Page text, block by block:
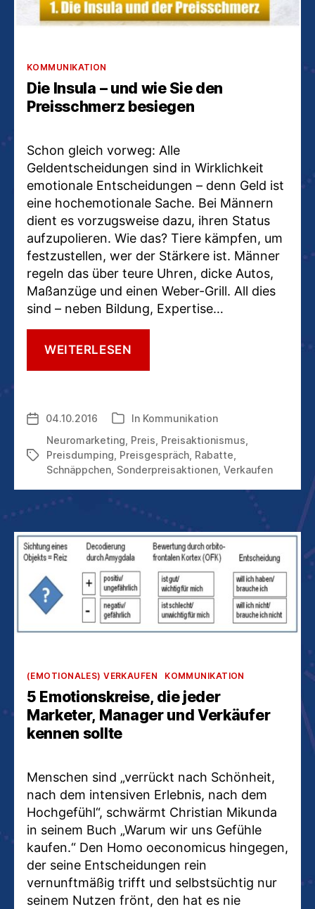
Kategorien
KOMMUNIKATION
Die Insula – und wie Sie den
Preisschmerz besiegen
Schon gleich vorweg: Alle
Geldentscheidungen sind in Wirklichkeit
emotionale Entscheidungen – denn Geld ist
eine hochemotionale Sache. Bei Männern
dient es vorzugsweise dazu, ihren Status
aufzupolieren. Wie das? Tiere kämpfen, um
festzustellen, wer der Stärkere ist. Männer
regeln das über teure Uhren, dicke Autos,
Maßanzüge und einen Weber-Grill. All dies
sind – neben Bildung, Expertise…
WEITERLESEN
SIE
DEN
PREISSCHMERZ
BESIEGEN
Veröffentlichungsdatum
04.10.2016 Kategorien
In Kommunikation
Schlagwörter
Neuromarketing, Preis, Preisaktionismus,
Preisdumping, Preisgespräch, Rabatte,
Schnäppchen, Sonderpreisaktionen, Verkaufen
Kategorien
(EMOTIONALES) VERKAUFEN KOMMUNIKATION
5 Emotionskreise, die jeder
Marketer, Manager und Verkäufer
kennen sollte
Menschen sind „verrückt nach Schönheit,
nach dem intensiven Erlebnis, nach dem
Hochgefühl“, schwärmt Christian Mikunda
in seinem Buch „Warum wir uns Gefühle
kaufen.“ Den Homo oeconomicus hingegen,
der seine Entscheidungen rein
vernunftmäßig trifft und selbstsüchtig nur
seinem Nutzen frönt, den hat es nie